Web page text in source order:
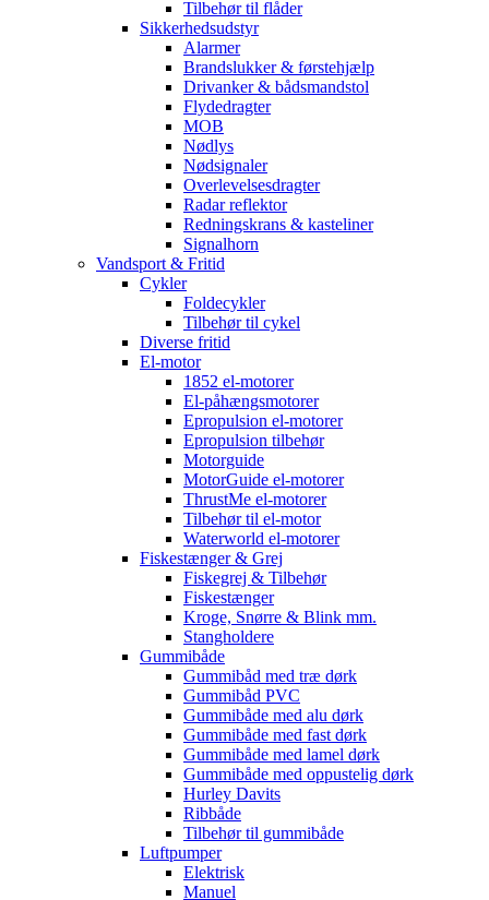
Tilbehør til flåder
Sikkerhedsudstyr
Alarmer
Brandslukker & førstehjælp
Drivanker & bådsmandstol
Flydedragter
MOB
Nødlys
Nødsignaler
Overlevelsesdragter
Radar reflektor
Redningskrans & kasteliner
Signalhorn
Vandsport & Fritid
Cykler
Foldecykler
Tilbehør til cykel
Diverse fritid
El-motor
1852 el-motorer
El-påhængsmotorer
Epropulsion el-motorer
Epropulsion tilbehør
Motorguide
MotorGuide el-motorer
ThrustMe el-motorer
Tilbehør til el-motor
Waterworld el-motorer
Fiskestænger & Grej
Fiskegrej & Tilbehør
Fiskestænger
Kroge, Snørre & Blink mm.
Stangholdere
Gummibåde
Gummibåd med træ dørk
Gummibåd PVC
Gummibåde med alu dørk
Gummibåde med fast dørk
Gummibåde med lamel dørk
Gummibåde med oppustelig dørk
Hurley Davits
Ribbåde
Tilbehør til gummibåde
Luftpumper
Elektrisk
Manuel